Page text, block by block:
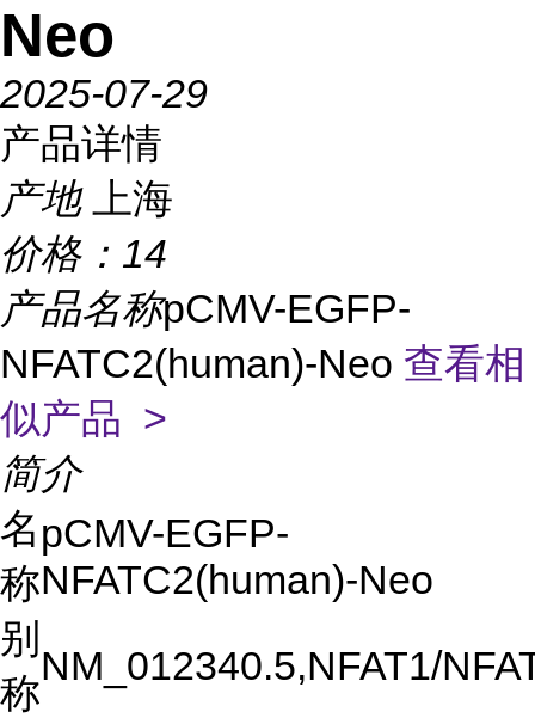
Neo
2025-07-29
产品详情
产地
上海
价格： 14
产品名称pCMV-EGFP-
NFATC2(human)-Neo 查看相
似产品 >
简介
名
称
pCMV-EGFP-
NFATC2(human)-Neo
别
称
NM_012340.5,NFAT1/